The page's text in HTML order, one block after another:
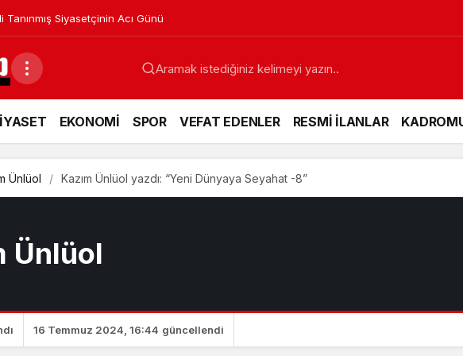
Tanınmış Siyasetçinin Acı Günü
EKONOMİ SPOR VEFAT EDENLER RESMİ İLANLAR
Ünlüol Kazım Ünlüol yazdı: “Yeni Dünyaya Seyahat -8”
Ünlüol
16 Temmuz 2024, 16:44 güncellendi